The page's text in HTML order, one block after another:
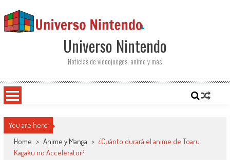
Universo Nintendo
Noticias de videojuegos, anime y más
You are here
Home > Anime y Manga > ¿Cuánto durará el anime de Toaru
Kagaku no Accelerator?